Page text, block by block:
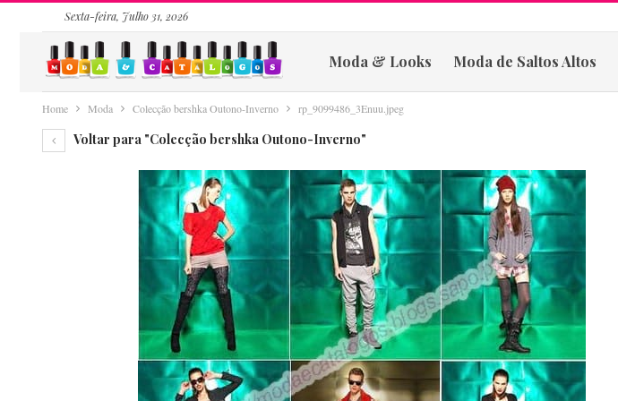
Sexta-feira, Julho 31, 2026
Moda & Looks Moda de Saltos Altos
Home Moda Colecção bershka Outono-Inverno rp_9099486_3Enuu.jpeg
Voltar para "Colecção bershka Outono-Inverno"